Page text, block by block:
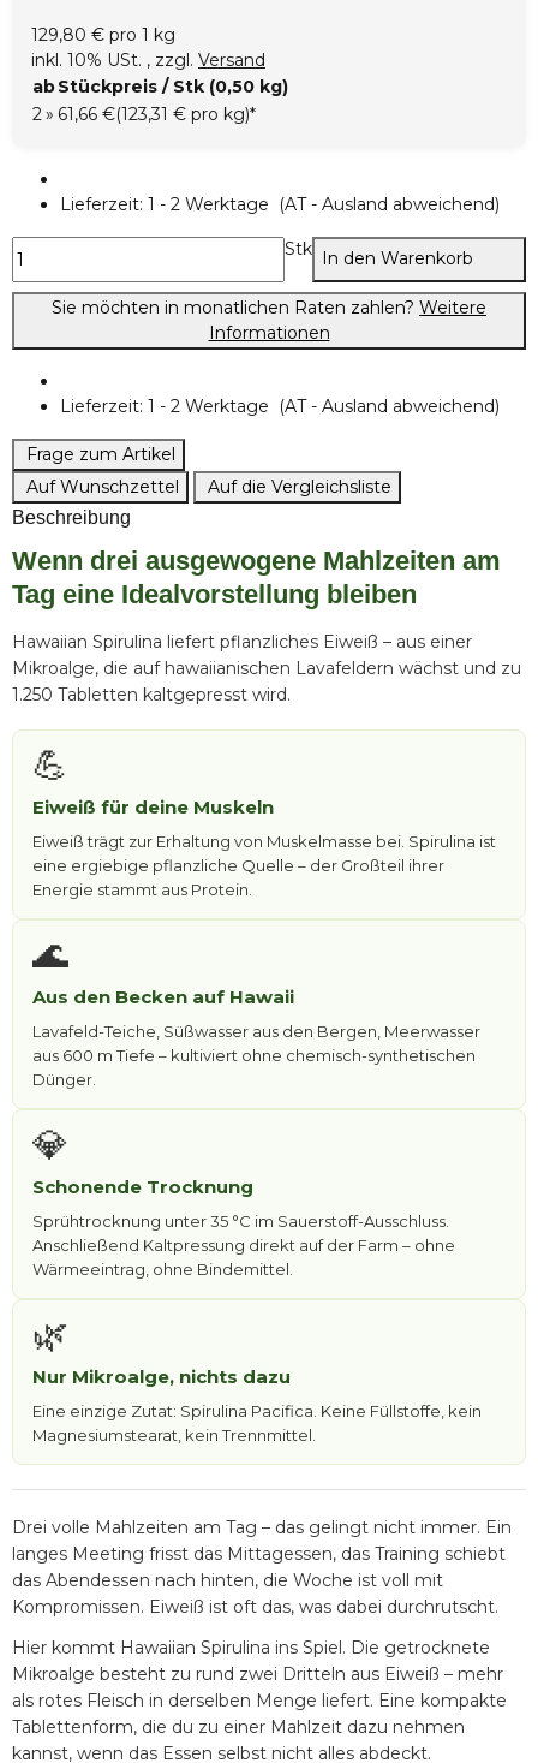
129,80 € pro 1 kg
inkl. 10% USt. , zzgl. Versand
abStückpreis / Stk (0,50 kg)
2» 61,66 €(123,31 € pro kg)*
Lieferzeit: 1 - 2 Werktage (AT - Ausland abweichend)
Stk In den Warenkorb
Sie möchten in monatlichen Raten zahlen? Weitere
Informationen
Lieferzeit: 1 - 2 Werktage (AT - Ausland abweichend)
Frage zum Artikel
Auf Wunschzettel
Auf die Vergleichsliste
Beschreibung
Wenn drei ausgewogene Mahlzeiten am
Tag eine Idealvorstellung bleiben
Hawaiian Spirulina liefert pflanzliches Eiweiß – aus einer
Mikroalge, die auf hawaiianischen Lavafeldern wächst und zu
1.250 Tabletten kaltgepresst wird.
💪
Eiweiß für deine Muskeln
Eiweiß trägt zur Erhaltung von Muskelmasse bei. Spirulina ist
eine ergiebige pflanzliche Quelle – der Großteil ihrer
Energie stammt aus Protein.
🌊
Aus den Becken auf Hawaii
Lavafeld-Teiche, Süßwasser aus den Bergen, Meerwasser
aus 600 m Tiefe – kultiviert ohne chemisch-synthetischen
Dünger.
💎
Schonende Trocknung
Sprühtrocknung unter 35 °C im Sauerstoff-Ausschluss.
Anschließend Kaltpressung direkt auf der Farm – ohne
Wärmeeintrag, ohne Bindemittel.
🌿
Nur Mikroalge, nichts dazu
Eine einzige Zutat: Spirulina Pacifica. Keine Füllstoffe, kein
Magnesiumstearat, kein Trennmittel.
Drei volle Mahlzeiten am Tag – das gelingt nicht immer. Ein
langes Meeting frisst das Mittagessen, das Training schiebt
das Abendessen nach hinten, die Woche ist voll mit
Kompromissen. Eiweiß ist oft das, was dabei durchrutscht.
Hier kommt Hawaiian Spirulina ins Spiel. Die getrocknete
Mikroalge besteht zu rund zwei Dritteln aus Eiweiß – mehr
als rotes Fleisch in derselben Menge liefert. Eine kompakte
Tablettenform, die du zu einer Mahlzeit dazu nehmen
kannst, wenn das Essen selbst nicht alles abdeckt.